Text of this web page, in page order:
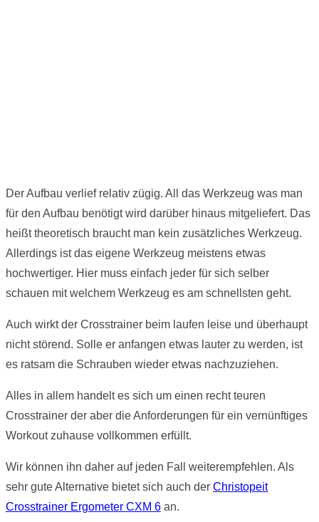
Der Aufbau verlief relativ zügig. All das Werkzeug was man
für den Aufbau benötigt wird darüber hinaus mitgeliefert. Das
heißt theoretisch braucht man kein zusätzliches Werkzeug.
Allerdings ist das eigene Werkzeug meistens etwas
hochwertiger. Hier muss einfach jeder für sich selber
schauen mit welchem Werkzeug es am schnellsten geht.
Auch wirkt der Crosstrainer beim laufen leise und überhaupt
nicht störend. Solle er anfangen etwas lauter zu werden, ist
es ratsam die Schrauben wieder etwas nachzuziehen.
Alles in allem handelt es sich um einen recht teuren
Crosstrainer der aber die Anforderungen für ein vernünftiges
Workout zuhause vollkommen erfüllt.
Wir können ihn daher auf jeden Fall weiterempfehlen. Als
sehr gute Alternative bietet sich auch der Christopeit
Crosstrainer Ergometer CXM 6 an.